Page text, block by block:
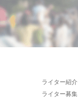
ライター紹介
ライター募集